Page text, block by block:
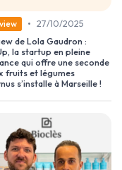
• 27/10/2025
de Lola Gaudron :
la startup en pleine
qui offre une seconde
fruits et légumes
s’installe à Marseille !